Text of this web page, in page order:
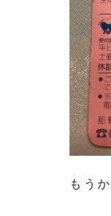
もう